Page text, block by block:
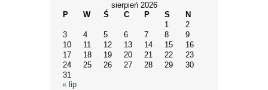
sierpień 2026
P
W Ś C P S
N
1
2
3
4 5 6 7 8
9
10
11 12 13 14 15
16
17
18 19 20 21 22
23
24
25 26 27 28 29
30
31
« lip